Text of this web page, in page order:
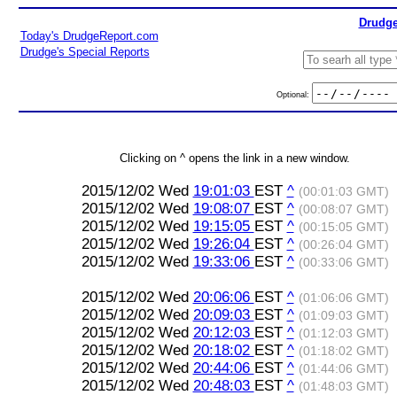
Today's DrudgeReport.com
Drudge's Special Reports
Optional:
Clicking on ^ opens the link in a new window.
2015/12/02 Wed 19:01:03 EST ^ (00:01:03 GMT)
2015/12/02 Wed 19:08:07 EST ^ (00:08:07 GMT)
2015/12/02 Wed 19:15:05 EST ^ (00:15:05 GMT)
2015/12/02 Wed 19:26:04 EST ^ (00:26:04 GMT)
2015/12/02 Wed 19:33:06 EST ^ (00:33:06 GMT)
2015/12/02 Wed 20:06:06 EST ^ (01:06:06 GMT)
2015/12/02 Wed 20:09:03 EST ^ (01:09:03 GMT)
2015/12/02 Wed 20:12:03 EST ^ (01:12:03 GMT)
2015/12/02 Wed 20:18:02 EST ^ (01:18:02 GMT)
2015/12/02 Wed 20:44:06 EST ^ (01:44:06 GMT)
2015/12/02 Wed 20:48:03 EST ^ (01:48:03 GMT)